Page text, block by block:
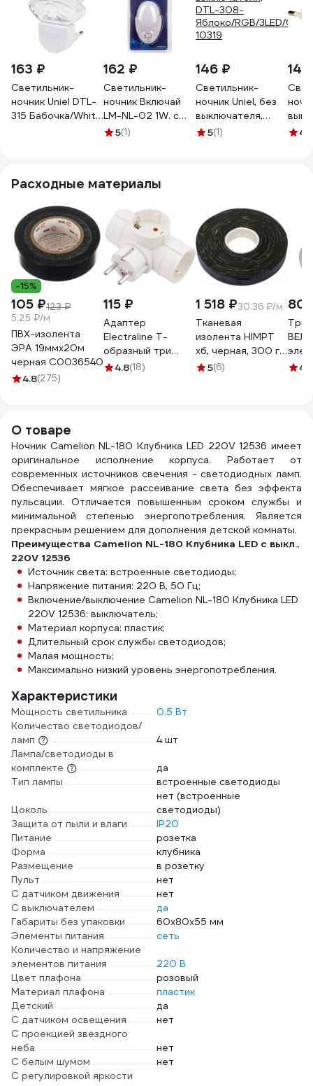
163 ₽
Светильник-
ночник Uniel DTL-
315 Бабочка/White
162 ₽
Светильник-
ночник Включай
LM-NL-02 1W. с
выключателем
5(1)
146 ₽
Светильник-
ночник Uniel, без
выключателя,
DTL-308-
5(1) 4.9
Расходные материалы
-15%
105 ₽123 ₽
5.25 ₽/м
ПВХ-изолента
ЭРА 19ммх20м
черная C0036540
4.8(275)
115 ₽
Адаптер
Electraline T-
образный три
гнезда, 16A, с
4.8(18)
1 518 ₽30.36 ₽/м
Тканевая
изолента HIMPT
хб, черная, 300 г,
двухсторонняя,
5(6)
80
4.5
О товаре
Ночник Camelion NL-180 Клубника LED 220V 12536 имеет
оригинальное исполнение корпуса. Работает от
современных источников свечения - светодиодных ламп.
Обеспечивает мягкое рассеивание света без эффекта
пульсации. Отличается повышенным сроком службы и
минимальной степенью энергопотребления. Является
прекрасным решением для дополнения детской комнаты.
Преимущества Camelion NL-180 Клубника LED с выкл.,
220V 12536
Источник света: встроенные светодиоды;
Напряжение питания: 220 В, 50 Гц;
Включение/выключение Camelion NL-180 Клубника LED
220V 12536: выключатель;
Материал корпуса: пластик;
Длительный срок службы светодиодов;
Малая мощность;
Максимально низкий уровень энергопотребления.
Характеристики
Мощность светильника
0.5 Вт
Количество светодиодов/
ламп
4 шт
Лампа/светодиоды в
комплекте
да
Тип лампы
встроенные светодиоды
Цоколь
нет (встроенные
светодиоды)
Защита от пыли и влаги
IP20
Питание
розетка
Форма
клубника
Размещение
в розетку
Пульт
нет
С датчиком движения
нет
С выключателем
да
Габариты без упаковки
60х80x55 мм
Элементы питания
сеть
Количество и напряжение
элементов питания
220 В
Цвет плафона
розовый
Материал плафона
пластик
Детский
да
С датчиком освещения
нет
С проекцией звездного
неба
нет
С белым шумом
нет
С регулировкой яркости